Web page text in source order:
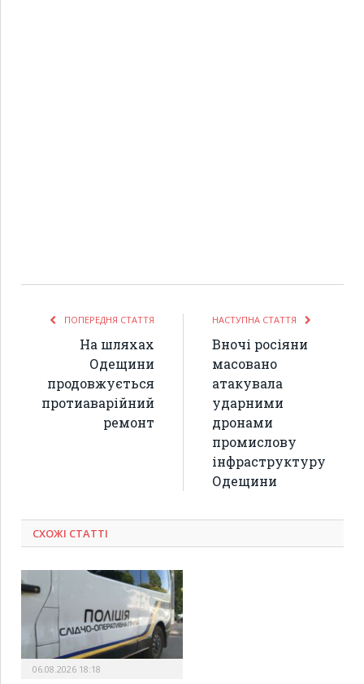
ПОПЕРЕДНЯ СТАТТЯ
На шляхах
Одещини
продовжується
протиаварійний
ремонт
НАСТУПНА СТАТТЯ
Вночі росіяни
масовано
атакувала
ударними
дронами
промислову
інфраструктуру
Одещини
СХОЖІ СТАТТІ
06.08.2026 18:18